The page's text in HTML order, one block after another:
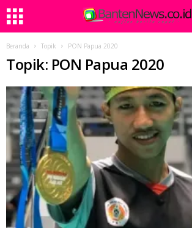
Beranda Topik PON Papua 2020
Topik: PON Papua 2020